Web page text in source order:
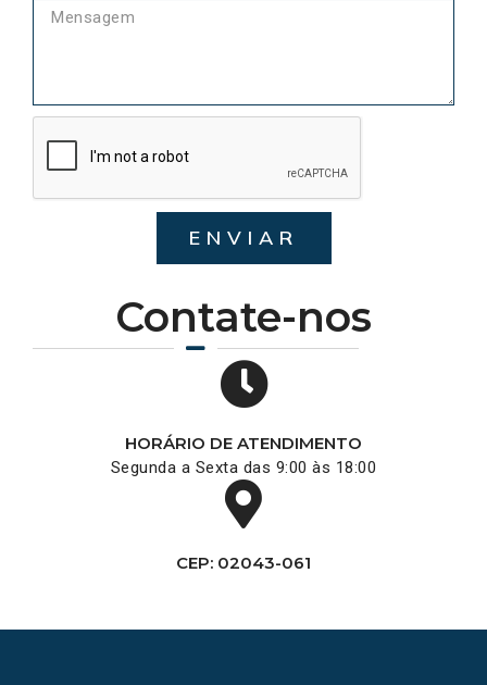
Contate-nos
HORÁRIO DE ATENDIMENTO
Segunda a Sexta das 9:00 às 18:00
CEP: 02043-061
ENVIAR